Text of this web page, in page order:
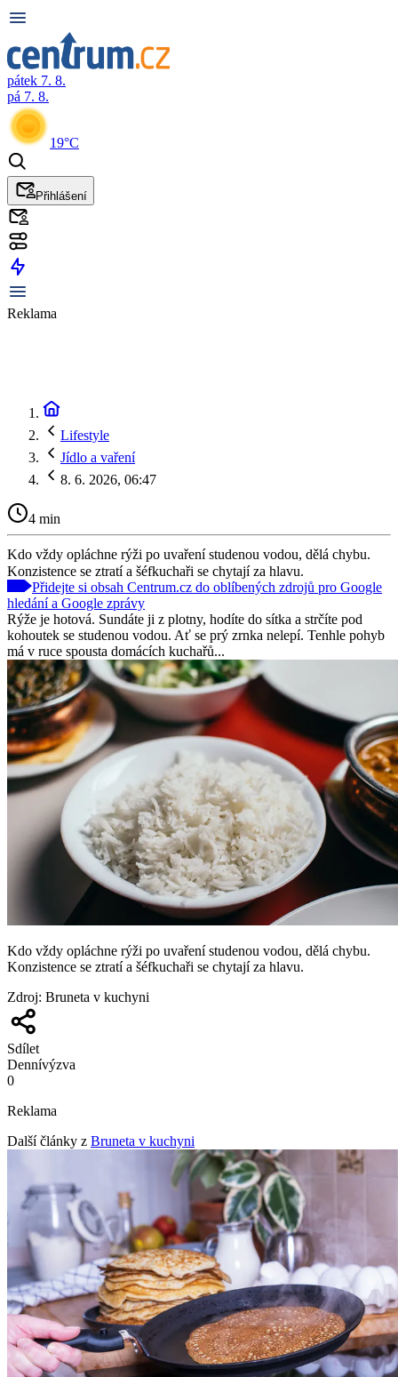
pátek 7. 8.
pá 7. 8.
19°C
Přihlášení
Reklama
Lifestyle
Jídlo a vaření
8. 6. 2026, 06:47
4 min
Kdo vždy opláchne rýži po uvaření studenou vodou, dělá chybu.
Konzistence se ztratí a šéfkuchaři se chytají za hlavu.
Přidejte si obsah Centrum.cz do oblíbených zdrojů pro Google
hledání a Google zprávy
Rýže je hotová. Sundáte ji z plotny, hodíte do sítka a strčíte pod
kohoutek se studenou vodou. Ať se prý zrnka nelepí. Tenhle pohyb
má v ruce spousta domácích kuchařů...
Kdo vždy opláchne rýži po uvaření studenou vodou, dělá chybu.
Konzistence se ztratí a šéfkuchaři se chytají za hlavu.
Zdroj: Bruneta v kuchyni
Sdílet
Dennívýzva
0
Reklama
Další články z Bruneta v kuchyni